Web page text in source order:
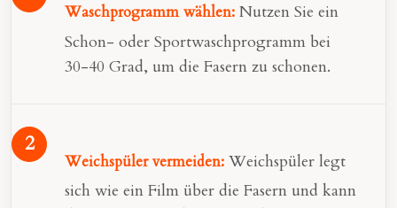
Waschprogramm wählen: Nutzen Sie ein
Schon- oder Sportwaschprogramm bei
30-40 Grad, um die Fasern zu schonen.
Weichspüler vermeiden: Weichspüler legt
sich wie ein Film über die Fasern und kann